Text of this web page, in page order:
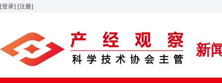
[登录] [注册]
新